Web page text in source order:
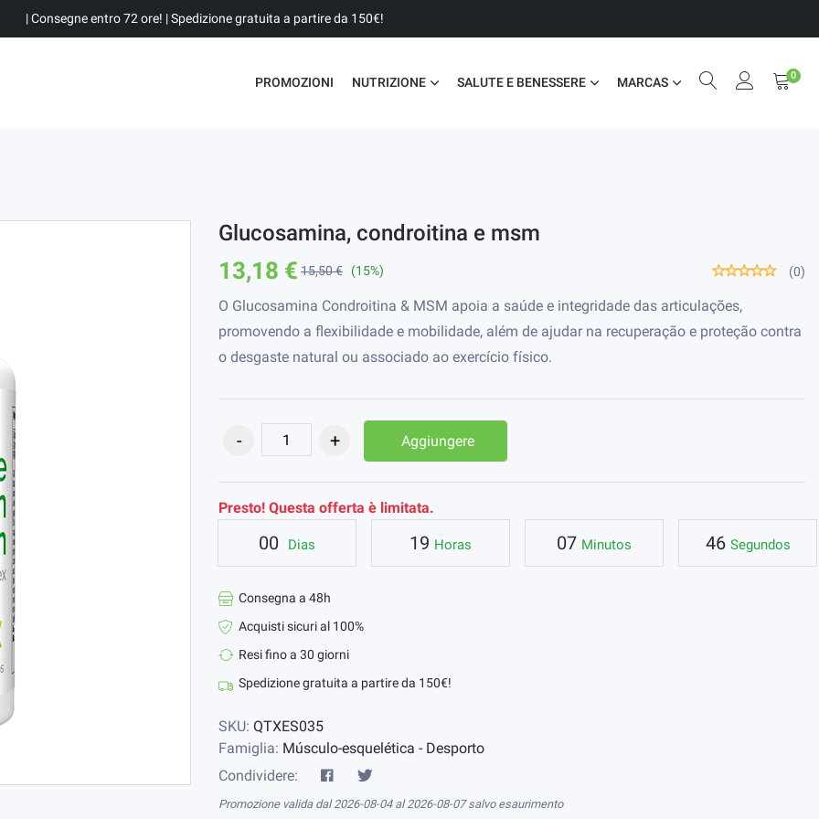
| Consegne entro 72 ore! | Spedizione gratuita a partire da 150€!
PROMOZIONI NUTRIZIONE SALUTE E BENESSERE MARCAS 0
Glucosamina, condroitina e msm
13,18 € 15,50 € (15%) (0)
O Glucosamina Condroitina & MSM apoia a saúde e integridade das articulações,
promovendo a flexibilidade e mobilidade, além de ajudar na recuperação e proteção contra
o desgaste natural ou associado ao exercício físico.
Aggiungere
Presto! Questa offerta è limitata.
00 Dias 19 Horas 07 Minutos 46 Segundos
Consegna a 48h
Acquisti sicuri al 100%
Resi fino a 30 giorni
Spedizione gratuita a partire da 150€!
SKU: QTXES035
Famiglia: Músculo-esquelética - Desporto
Condividere:
Promozione valida dal 2026-08-04 al 2026-08-07 salvo esaurimento